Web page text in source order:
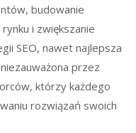
budowanie
i zwiększanie
SEO, nawet najlepsza
przez
którzy każdego
rozwiązań swoich